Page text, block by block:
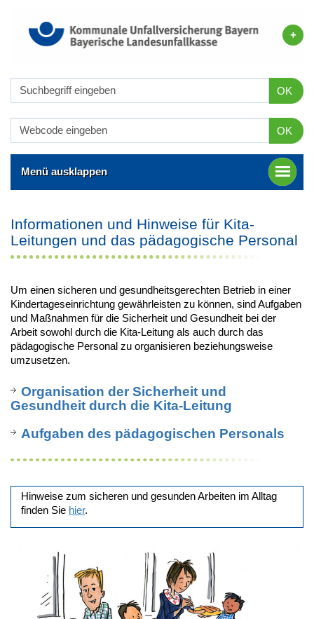
OK
OK
Menü ausklappen
Informationen und Hinweise für Kita-
Leitungen und das pädagogische Personal
Um einen sicheren und gesundheitsgerechten Betrieb in einer
Kindertageseinrichtung gewährleisten zu können, sind Aufgaben
und Maßnahmen für die Sicherheit und Gesundheit bei der
Arbeit sowohl durch die Kita-Leitung als auch durch das
pädagogische Personal zu organisieren beziehungsweise
umzusetzen.
Organisation der Sicherheit und
Gesundheit durch die Kita-Leitung
Aufgaben des pädagogischen Personals
Hinweise zum sicheren und gesunden Arbeiten im Alltag
finden Sie hier.